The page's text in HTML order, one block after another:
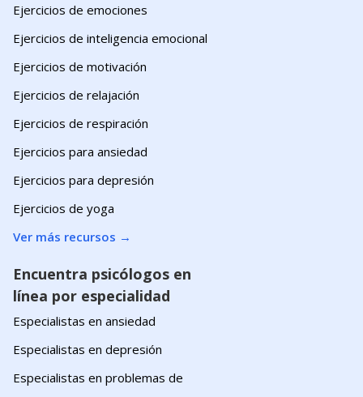
Ejercicios de emociones
Ejercicios de inteligencia emocional
Ejercicios de motivación
Ejercicios de relajación
Ejercicios de respiración
Ejercicios para ansiedad
Ejercicios para depresión
Ejercicios de yoga
Ver más recursos →
Encuentra psicólogos en
línea por especialidad
Especialistas en ansiedad
Especialistas en depresión
Especialistas en problemas de